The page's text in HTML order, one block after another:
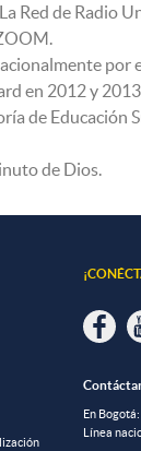
Red de Radio
por
en 2012 y
de Educación
de Dios.
En Bogotá:
Línea